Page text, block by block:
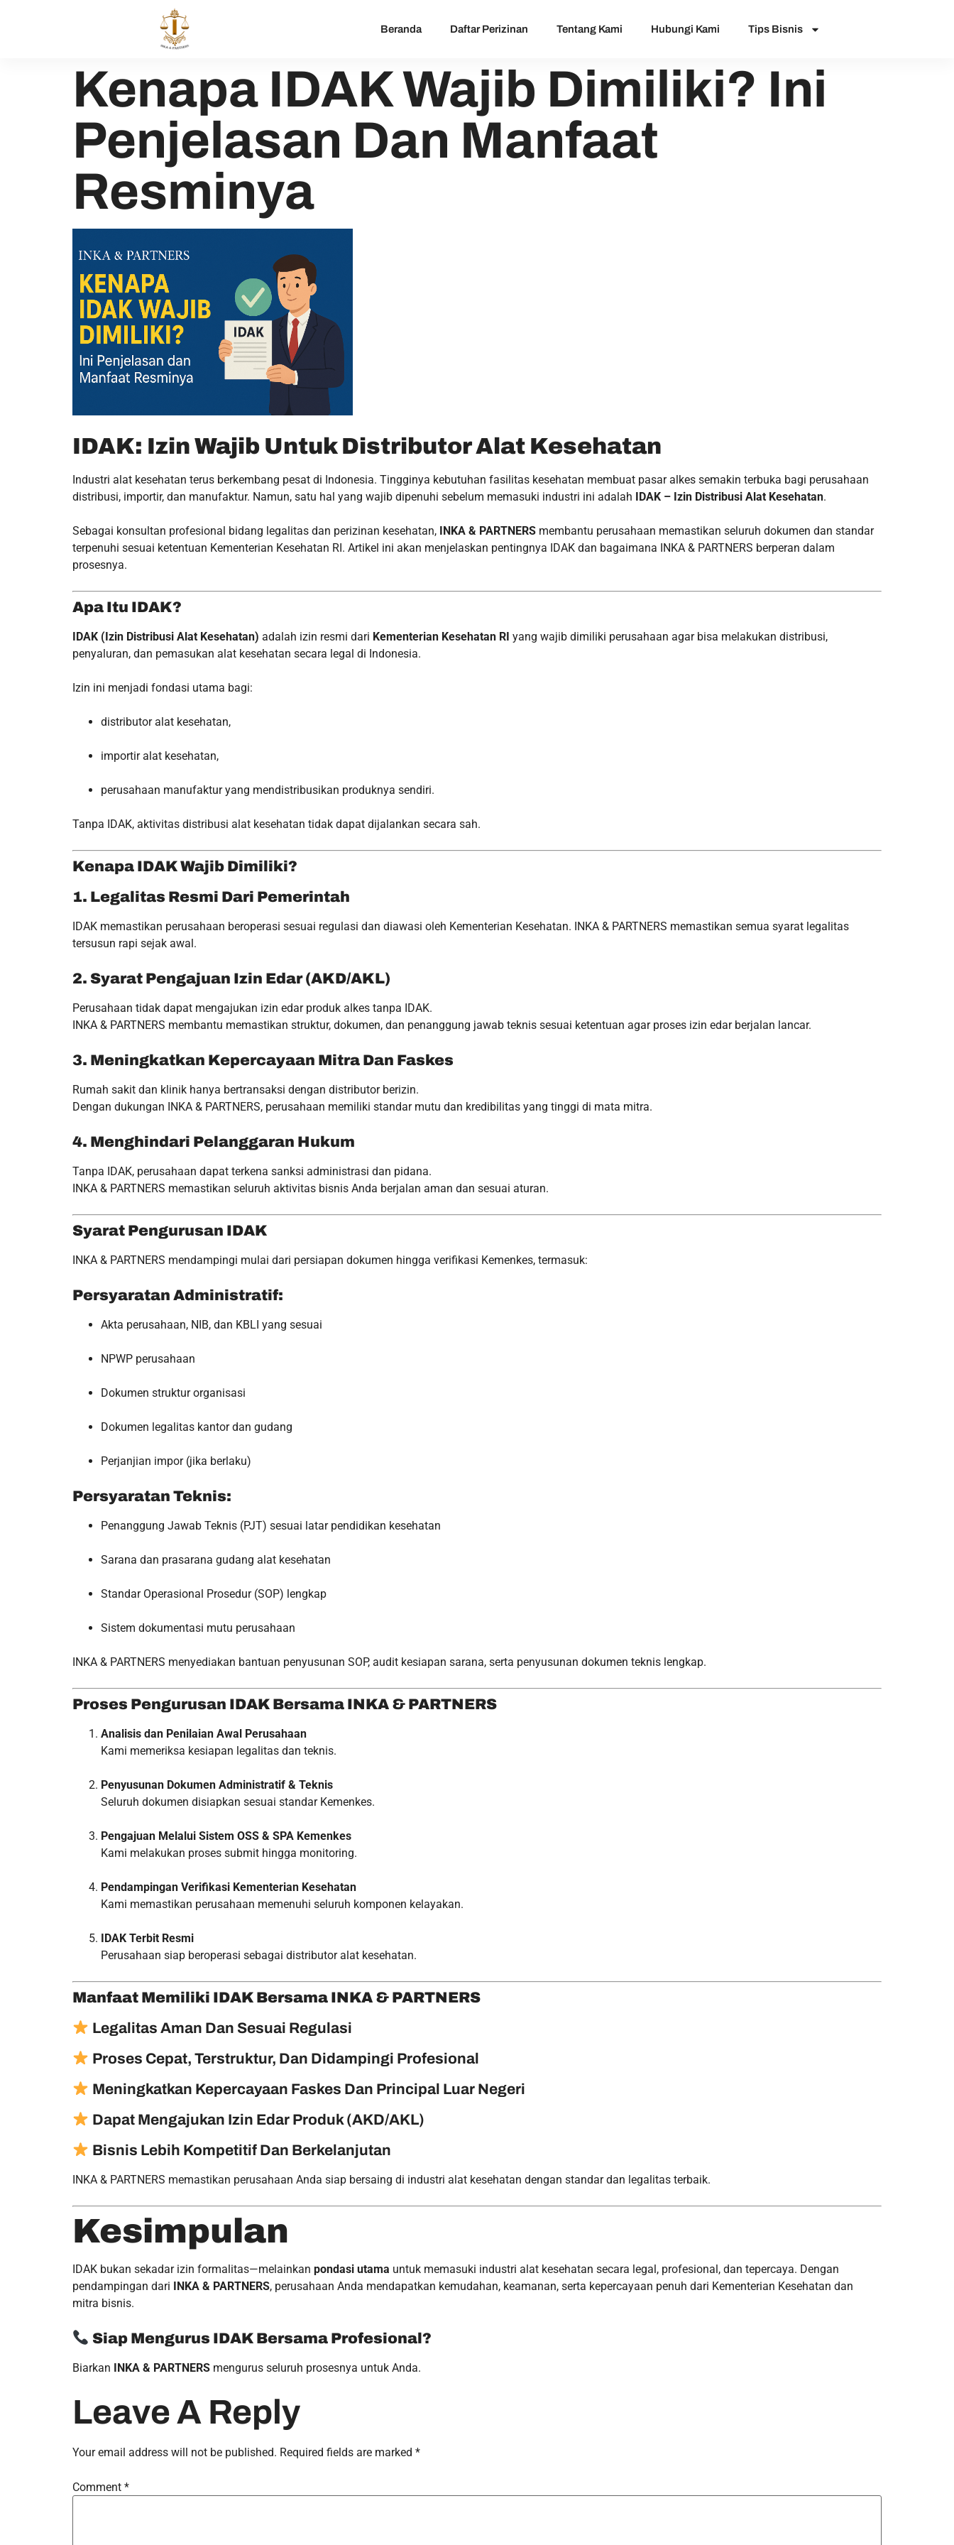
Beranda Daftar Perizinan Tentang Kami Hubungi Kami Tips Bisnis
Kenapa IDAK Wajib Dimiliki? Ini
Penjelasan Dan Manfaat
Resminya
IDAK: Izin Wajib Untuk Distributor Alat Kesehatan
Industri alat kesehatan terus berkembang pesat di Indonesia. Tingginya kebutuhan fasilitas kesehatan membuat pasar alkes semakin terbuka bagi perusahaan
distribusi, importir, dan manufaktur. Namun, satu hal yang wajib dipenuhi sebelum memasuki industri ini adalah
IDAK – Izin Distribusi Alat Kesehatan.
Sebagai konsultan profesional bidang legalitas dan perizinan kesehatan, INKA & PARTNERS membantu perusahaan memastikan seluruh dokumen dan standar
terpenuhi sesuai ketentuan Kementerian Kesehatan RI. Artikel ini akan menjelaskan pentingnya IDAK dan bagaimana INKA & PARTNERS berperan dalam
prosesnya.
Apa Itu IDAK?
IDAK (Izin Distribusi Alat Kesehatan) adalah izin resmi dari Kementerian Kesehatan RI yang wajib dimiliki perusahaan agar bisa melakukan distribusi,
penyaluran, dan pemasukan alat kesehatan secara legal di Indonesia.
Izin ini menjadi fondasi utama bagi:
distributor alat kesehatan,
importir alat kesehatan,
perusahaan manufaktur yang mendistribusikan produknya sendiri.
Tanpa IDAK, aktivitas distribusi alat kesehatan tidak dapat dijalankan secara sah.
Kenapa IDAK Wajib Dimiliki?
1. Legalitas Resmi Dari Pemerintah
IDAK memastikan perusahaan beroperasi sesuai regulasi dan diawasi oleh Kementerian Kesehatan. INKA & PARTNERS memastikan semua syarat legalitas
tersusun rapi sejak awal.
2. Syarat Pengajuan Izin Edar (AKD/AKL)
Perusahaan tidak dapat mengajukan izin edar produk alkes tanpa IDAK.
INKA & PARTNERS membantu memastikan struktur, dokumen, dan penanggung jawab teknis sesuai ketentuan agar proses izin edar berjalan lancar.
3. Meningkatkan Kepercayaan Mitra Dan Faskes
Rumah sakit dan klinik hanya bertransaksi dengan distributor berizin.
Dengan dukungan INKA & PARTNERS, perusahaan memiliki standar mutu dan kredibilitas yang tinggi di mata mitra.
4. Menghindari Pelanggaran Hukum
Tanpa IDAK, perusahaan dapat terkena sanksi administrasi dan pidana.
INKA & PARTNERS memastikan seluruh aktivitas bisnis Anda berjalan aman dan sesuai aturan.
Syarat Pengurusan IDAK
INKA & PARTNERS mendampingi mulai dari persiapan dokumen hingga verifikasi Kemenkes, termasuk:
Persyaratan Administratif:
Akta perusahaan, NIB, dan KBLI yang sesuai
NPWP perusahaan
Dokumen struktur organisasi
Dokumen legalitas kantor dan gudang
Perjanjian impor (jika berlaku)
Persyaratan Teknis:
Penanggung Jawab Teknis (PJT) sesuai latar pendidikan kesehatan
Sarana dan prasarana gudang alat kesehatan
Standar Operasional Prosedur (SOP) lengkap
Sistem dokumentasi mutu perusahaan
INKA & PARTNERS menyediakan bantuan penyusunan SOP, audit kesiapan sarana, serta penyusunan dokumen teknis lengkap.
Proses Pengurusan IDAK Bersama INKA & PARTNERS
Analisis dan Penilaian Awal Perusahaan
Kami memeriksa kesiapan legalitas dan teknis.
Penyusunan Dokumen Administratif & Teknis
Seluruh dokumen disiapkan sesuai standar Kemenkes.
Pengajuan Melalui Sistem OSS & SPA Kemenkes
Kami melakukan proses submit hingga monitoring.
Pendampingan Verifikasi Kementerian Kesehatan
Kami memastikan perusahaan memenuhi seluruh komponen kelayakan.
IDAK Terbit Resmi
Perusahaan siap beroperasi sebagai distributor alat kesehatan.
Manfaat Memiliki IDAK Bersama INKA & PARTNERS
Legalitas Aman Dan Sesuai Regulasi
Proses Cepat, Terstruktur, Dan Didampingi Profesional
Meningkatkan Kepercayaan Faskes Dan Principal Luar Negeri
Dapat Mengajukan Izin Edar Produk (AKD/AKL)
Bisnis Lebih Kompetitif Dan Berkelanjutan
INKA & PARTNERS memastikan perusahaan Anda siap bersaing di industri alat kesehatan dengan standar dan legalitas terbaik.
Kesimpulan
IDAK bukan sekadar izin formalitas—melainkan pondasi utama untuk memasuki industri alat kesehatan secara legal, profesional, dan tepercaya. Dengan
pendampingan dari
INKA & PARTNERS, perusahaan Anda mendapatkan kemudahan, keamanan, serta kepercayaan penuh dari Kementerian Kesehatan dan
mitra bisnis.
Siap Mengurus IDAK Bersama Profesional?
Biarkan INKA & PARTNERS mengurus seluruh prosesnya untuk Anda.
Leave A Reply
Your email address will not be published. Required fields are marked *
Comment *